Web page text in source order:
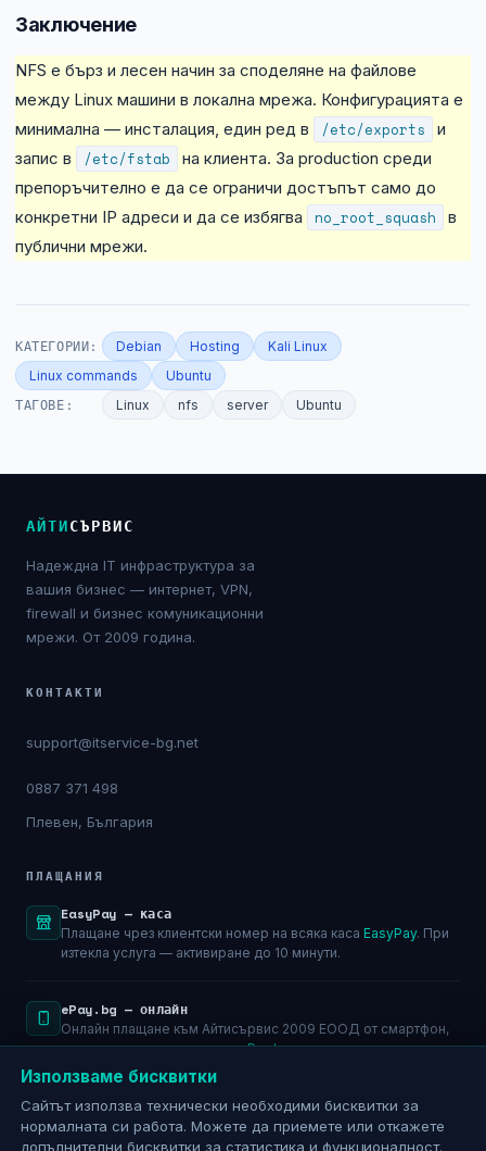
Използваме бисквитки
Сайтът използва технически необходими бисквитки за
нормалната си работа. Можете да приемете или откажете
допълнителни бисквитки за статистика и функционалност.
Заключение
NFS е бърз и лесен начин за споделяне на файлове
между Linux машини в локална мрежа. Конфигурацията е
минимална — инсталация, един ред в
/etc/exports
и
запис в
/etc/fstab
на клиента. За production среди
препоръчително е да се ограничи достъпът само до
конкретни IP адреси и да се избягва
no_root_squash
в
публични мрежи.
КАТЕГОРИИ: Debian Hosting
Kali Linux
Linux commands
Ubuntu
ТАГОВЕ: Linux nfs server Ubuntu
АЙТИСЪРВИС
Надеждна IT инфраструктура за
вашия бизнес — интернет, VPN,
firewall и бизнес комуникационни
мрежи. От 2009 година.
КОНТАКТИ
support@itservice-bg.net
0887 371 498
Плевен, България
ПЛАЩАНИЯ
EasyPay — каса
Плащане чрез клиентски номер на всяка каса EasyPay. При
изтекла услуга — активиране до 10 минути.
ePay.bg — онлайн
Онлайн плащане към Айтисървис 2009 ЕООД от смартфон,
лаптоп или компютър чрезePay.bg.
Банков превод
Само срещу фактура по имейл. Общинска банка АД — IBAN:
BG29SOMB91301045793501